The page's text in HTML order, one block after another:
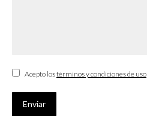
Acepto lostérminos y condiciones de uso
Enviar